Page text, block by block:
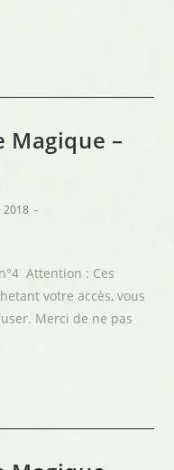
Magique –
2018
Attention : Ces
votre accès, vous
Merci de ne pas